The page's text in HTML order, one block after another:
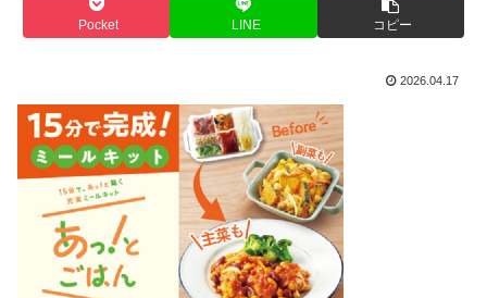
Pocket LINE コピー
2026.04.17